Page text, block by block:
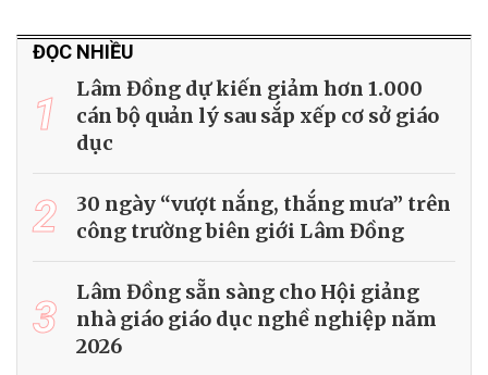
ĐỌC NHIỀU
1
Lâm Đồng dự kiến giảm hơn 1.000
cán bộ quản lý sau sắp xếp cơ sở giáo
dục
2
30 ngày “vượt nắng, thắng mưa” trên
công trường biên giới Lâm Đồng
3
Lâm Đồng sẵn sàng cho Hội giảng
nhà giáo giáo dục nghề nghiệp năm
2026